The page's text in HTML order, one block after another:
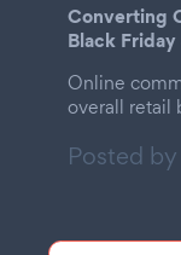
Converting
Black
Online
overall retail
Posted